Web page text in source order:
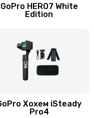
GoPro HERO7 White
Edition
Хохем iSteady
Pro4